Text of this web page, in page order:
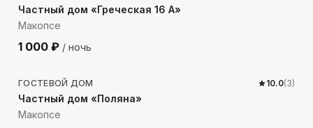
Частный дом «Греческая 16 А»
Макопсе
1 000 ₽ / ночь
450 м до моря
ГОСТЕВОЙ ДОМ 10.0(3)
Частный дом «Поляна»
Макопсе